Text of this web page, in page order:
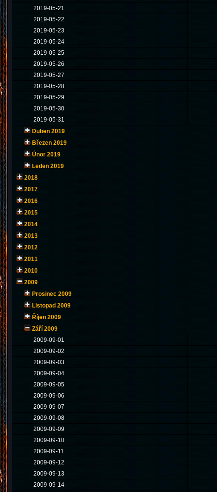
2019-05-21
2019-05-22
2019-05-23
2019-05-24
2019-05-25
2019-05-26
2019-05-27
2019-05-28
2019-05-29
2019-05-30
2019-05-31
Duben 2019
Březen 2019
Únor 2019
Leden 2019
2018
2017
2016
2015
2014
2013
2012
2011
2010
2009
Prosinec 2009
Listopad 2009
Říjen 2009
Září 2009
2009-09-01
2009-09-02
2009-09-03
2009-09-04
2009-09-05
2009-09-06
2009-09-07
2009-09-08
2009-09-09
2009-09-10
2009-09-11
2009-09-12
2009-09-13
2009-09-14